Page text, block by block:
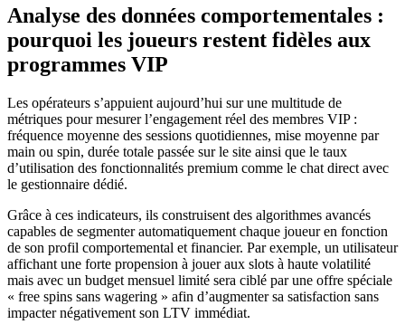
Analyse des données comportementales :
pourquoi les joueurs restent fidèles aux
programmes VIP
Les opérateurs s’appuient aujourd’hui sur une multitude de
métriques pour mesurer l’engagement réel des membres VIP :
fréquence moyenne des sessions quotidiennes, mise moyenne par
main ou spin, durée totale passée sur le site ainsi que le taux
d’utilisation des fonctionnalités premium comme le chat direct avec
le gestionnaire dédié.
Grâce à ces indicateurs, ils construisent des algorithmes avancés
capables de segmenter automatiquement chaque joueur en fonction
de son profil comportemental et financier. Par exemple, un utilisateur
affichant une forte propension à jouer aux slots à haute volatilité
mais avec un budget mensuel limité sera ciblé par une offre spéciale
« free spins sans wagering » afin d’augmenter sa satisfaction sans
impacter négativement son LTV immédiat.